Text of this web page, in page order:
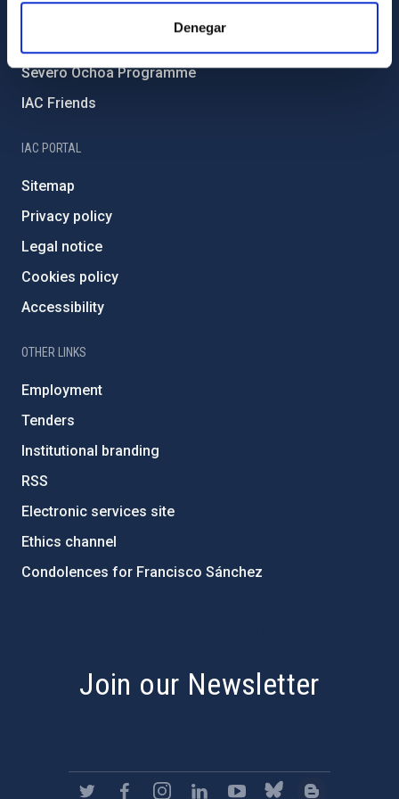
Denegar
Severo Ochoa Programme
IAC Friends
IAC PORTAL
Sitemap
Privacy policy
Legal notice
Cookies policy
Accessibility
OTHER LINKS
Employment
Tenders
Institutional branding
RSS
Electronic services site
Ethics channel
Condolences for Francisco Sánchez
Join our Newsletter